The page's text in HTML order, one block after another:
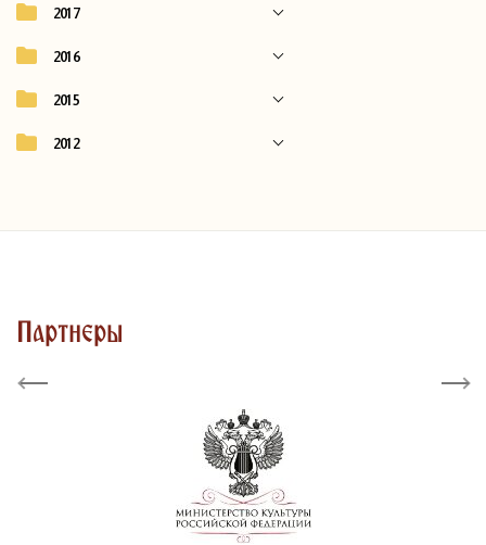
2017
2016
2015
2012
Партнеры
Previous Next